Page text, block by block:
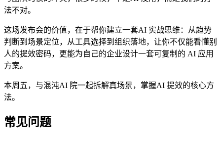
法不对。
这场发布会的价值，在于帮你建立一套AI 实战思维：从趋势
判断到场景定位，从工具选择到组织落地，让你不仅能看懂别
人的提效密码，更能为自己的企业设计一套可复制的 AI 应用
方案。
本周五，与混沌AI 院一起拆解真场景，掌握AI 提效的核心方
法。
常见问题